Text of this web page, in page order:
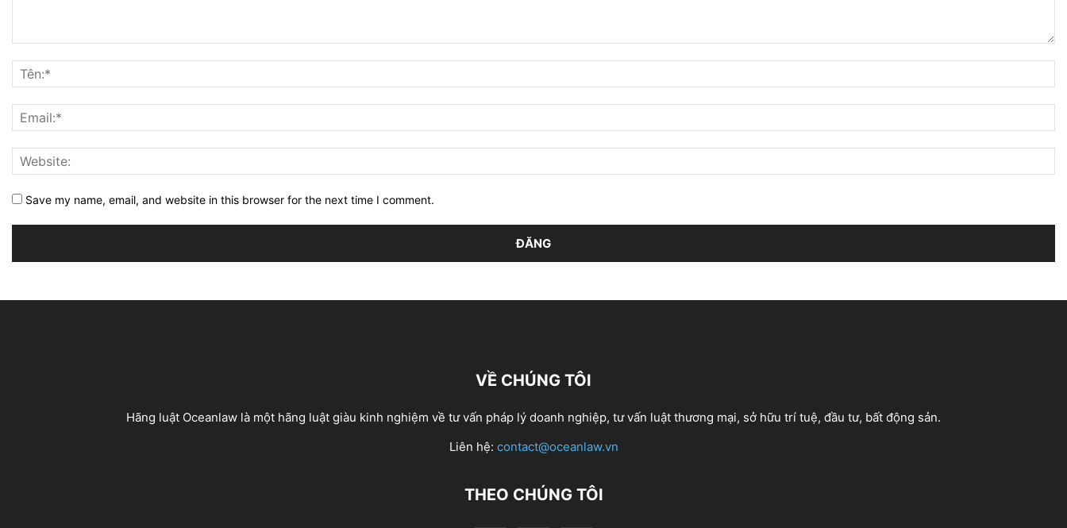
Save my name, email, and website in this browser for the next time I comment.
VỀ CHÚNG TÔI
Hãng luật Oceanlaw là một hãng luật giàu kinh nghiệm về tư vấn pháp lý doanh nghiệp, tư vấn luật thương mại, sở hữu trí tuệ, đầu tư, bất động sản.
Liên hệ: contact@oceanlaw.vn
THEO CHÚNG TÔI